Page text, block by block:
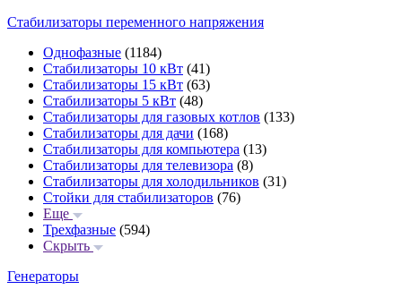
Стабилизаторы переменного напряжения
Однофазные (1184)
Стабилизаторы 10 кВт (41)
Стабилизаторы 15 кВт (63)
Стабилизаторы 5 кВт (48)
Стабилизаторы для газовых котлов (133)
Стабилизаторы для дачи (168)
Стабилизаторы для компьютера (13)
Стабилизаторы для телевизора (8)
Стабилизаторы для холодильников (31)
Стойки для стабилизаторов (76)
Еще
Трехфазные (594)
Скрыть
Генераторы